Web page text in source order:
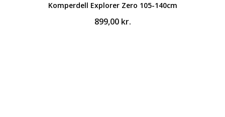
Komperdell Explorer Zero 105-140cm
899,00 kr.